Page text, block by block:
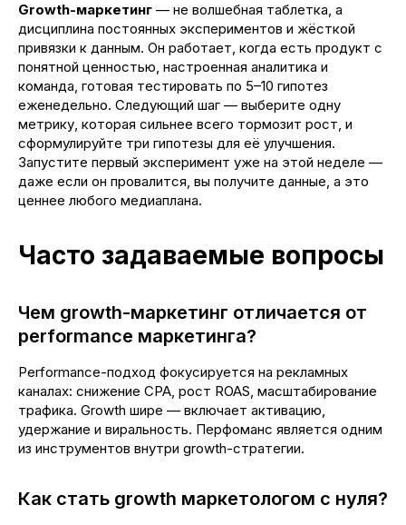
Growth-маркетинг — не волшебная таблетка, а
дисциплина постоянных экспериментов и жёсткой
привязки к данным. Он работает, когда есть продукт с
понятной ценностью, настроенная аналитика и
команда, готовая тестировать по 5–10 гипотез
еженедельно. Следующий шаг — выберите одну
метрику, которая сильнее всего тормозит рост, и
сформулируйте три гипотезы для её улучшения.
Запустите первый эксперимент уже на этой неделе —
даже если он провалится, вы получите данные, а это
ценнее любого медиаплана.
Часто задаваемые вопросы
Чем growth-маркетинг отличается от
performance маркетинга?
Performance-подход фокусируется на рекламных
каналах: снижение CPA, рост ROAS, масштабирование
трафика. Growth шире — включает активацию,
удержание и виральность. Перфоманс является одним
из инструментов внутри growth-стратегии.
Как стать growth маркетологом с нуля?